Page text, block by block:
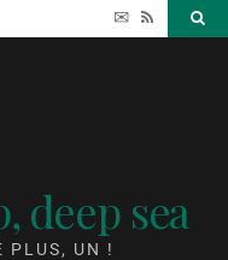
✉ RSS
deep sea
PLUS, UN !